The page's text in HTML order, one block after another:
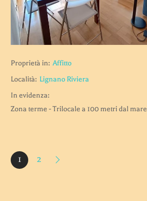
Proprietà in: Affitto
Località: Lignano Riviera
In evidenza:
Zona terme - Trilocale a 100 metri dal mare
1 2